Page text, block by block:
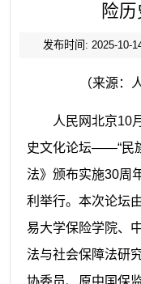
险
发布时间: 2025-10-
（来源：
人民网北京10
史文化论坛——“民
法》颁布实施30周
利举行。本次论坛
易大学保险学院、
法与社会保障法研
协委员、原中国保